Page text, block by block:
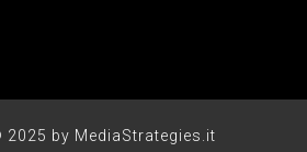
by MediaStrategies.it